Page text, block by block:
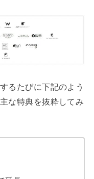
るたびに下記のよう
な特典を抜粋してみ